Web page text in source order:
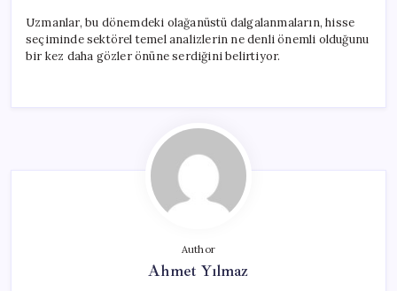
Uzmanlar, bu dönemdeki olağanüstü dalgalanmaların, hisse
seçiminde sektörel temel analizlerin ne denli önemli olduğunu
bir kez daha gözler önüne serdiğini belirtiyor.
Author
Ahmet Yılmaz